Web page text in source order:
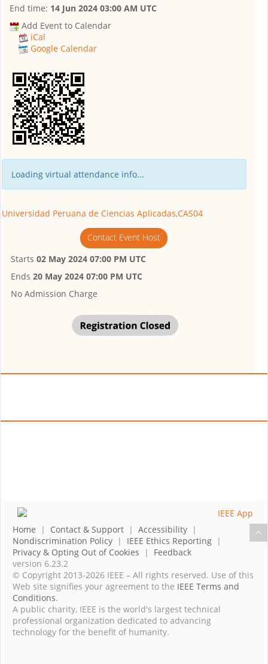
End time: 14 Jun 2024 03:00 AM UTC
Add Event to Calendar
iCal
Google Calendar
Loading virtual attendance info...
Universidad Peruana de Ciencias Aplicadas,CAS04
Contact Event Host
Starts 02 May 2024 07:00 PM UTC
Ends 20 May 2024 07:00 PM UTC
No Admission Charge
Home | Contact & Support | Accessibility |
Nondiscrimination Policy | IEEE Ethics Reporting |
Privacy & Opting Out of Cookies | Feedback
version 6.23.2
© Copyright 2013-2026 IEEE – All rights reserved. Use of this
Web site signifies your agreement to the IEEE Terms and
Conditions.
A public charity, IEEE is the world's largest technical
professional organization dedicated to advancing
technology for the benefit of humanity.